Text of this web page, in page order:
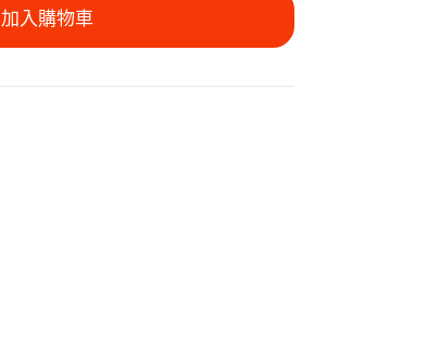
加入購物車